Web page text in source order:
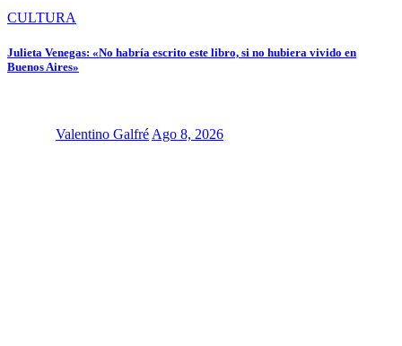
CULTURA
Julieta Venegas: «No habría escrito este libro, si no hubiera vivido en
Buenos Aires»
Valentino GalfréAgo 8, 2026